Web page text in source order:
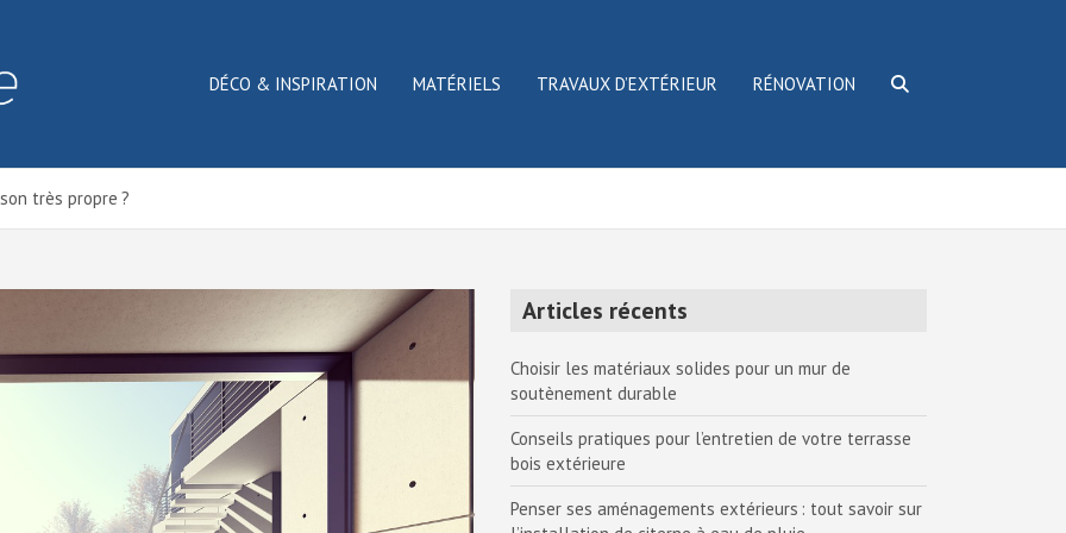
DÉCO & INSPIRATION MATÉRIELS TRAVAUX D’EXTÉRIEUR RÉNOVATION
très propre ?
Articles récents
Choisir les matériaux solides pour un mur de
soutènement durable
Conseils pratiques pour l’entretien de votre terrasse
bois extérieure
Penser ses aménagements extérieurs : tout savoir sur